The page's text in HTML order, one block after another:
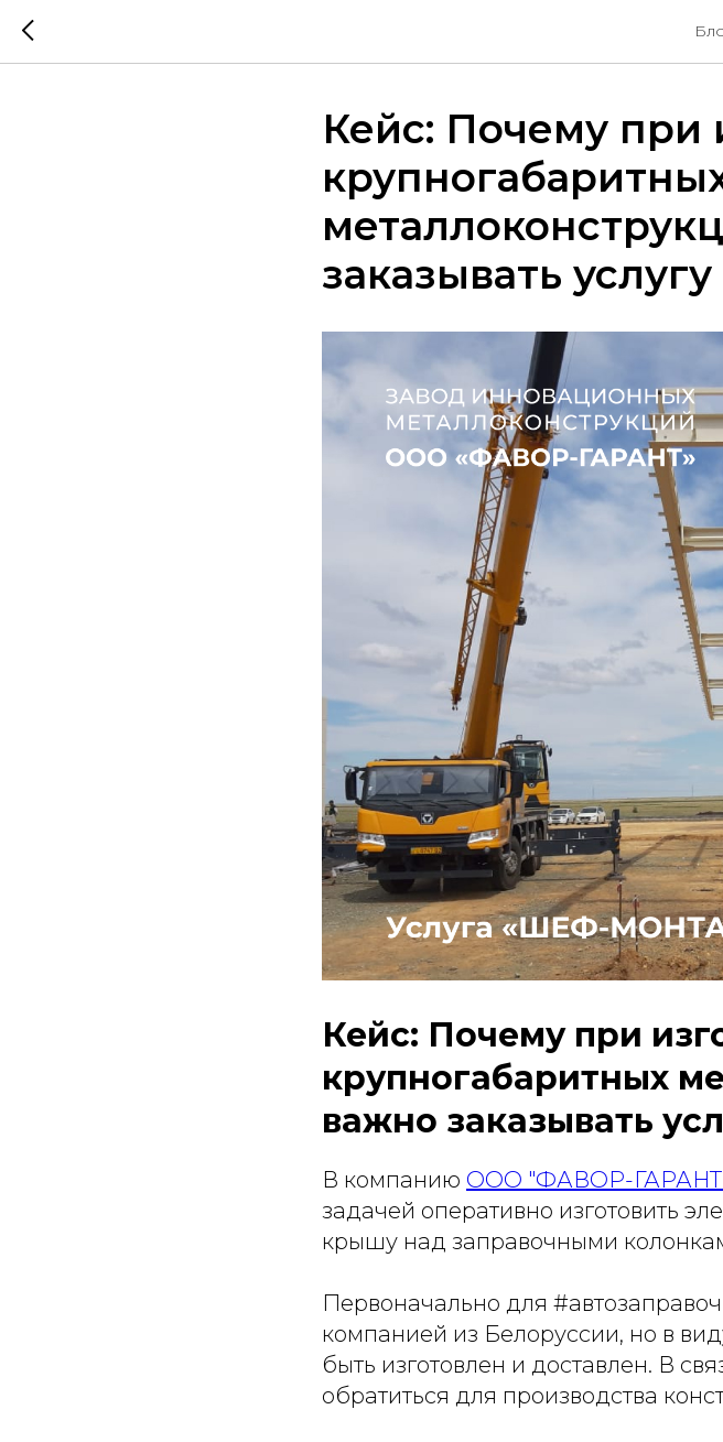
Кейс: Почему при
заказывать
Кейс: Почему при
крупногабаритных
важно заказывать
В компанию ООО "ФАВОР-
задачей оперативно изготовить
крышу над заправочными
Первоначально для
компанией из Белоруссии, но в
быть изготовлен и доставлен. В
обратиться для производства